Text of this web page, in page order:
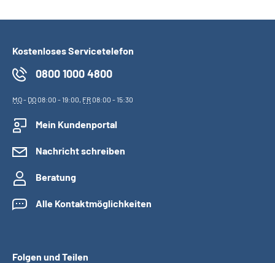
Kostenloses Servicetelefon
0800 1000 4800
MO- DO08:00 - 19:00, FR08:00 - 15:30
Mein Kundenportal
Nachricht schreiben
Beratung
Alle Kontaktmöglichkeiten
Folgen und Teilen